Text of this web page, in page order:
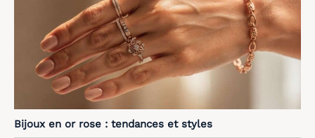
Bijoux en or rose : tendances et styles